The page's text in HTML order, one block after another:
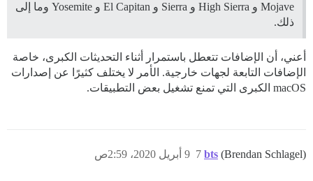
Mojave و High Sierra و Sierra و El Capitan و Yosemite وما إلى
ذلك.
أعني، أن الإضافات تتعطل باستمرار أثناء التحديثات الكبرى، خاصة
الإضافات التابعة لجهات خارجية. الأمر لا يختلف كثيرًا عن إصدارات
macOS الكبرى التي تمنع تشغيل بعض التطبيقات.
bts (Brendan Schlagel) 9 أبريل 2020، 2:59ص 7